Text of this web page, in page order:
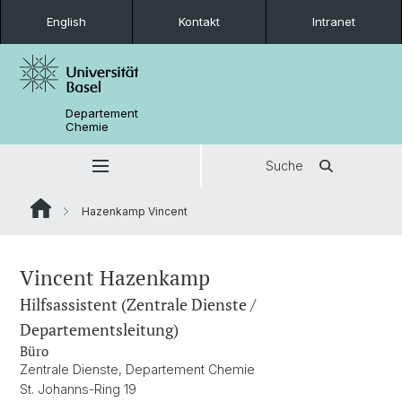
English Kontakt Intranet
Departement
Chemie
Suche
Hazenkamp Vincent
Vincent Hazenkamp
Hilfsassistent (Zentrale Dienste /
Departementsleitung)
Büro
Zentrale Dienste, Departement Chemie
St. Johanns-Ring 19